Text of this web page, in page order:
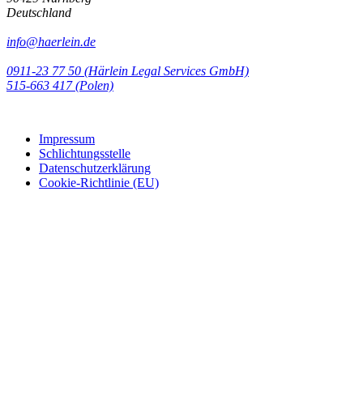
Deutschland
info@haerlein.de
0911-23 77 50 (Härlein Legal Services GmbH)
‭515-663 417 (Polen)‬‬‬
Impressum
Schlichtungsstelle
Datenschutzerklärung
Cookie-Richtlinie (EU)